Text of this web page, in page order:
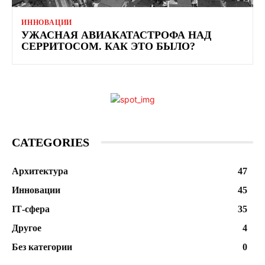
ИННОВАЦИИ
УЖАСНАЯ АВИАКАТАСТРОФА НАД
СЕРРИТОСОМ. КАК ЭТО БЫЛО?
CATEGORIES
Архитектура
47
Инновации
45
ІТ-сфера
35
Другое
4
Без категории
0